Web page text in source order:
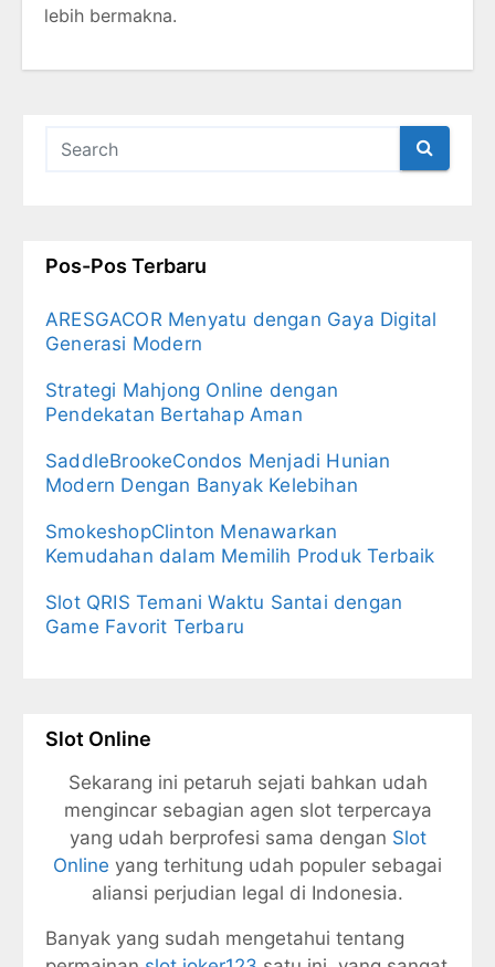
lebih bermakna.
Pos-Pos Terbaru
ARESGACOR Menyatu dengan Gaya Digital
Generasi Modern
Strategi Mahjong Online dengan
Pendekatan Bertahap Aman
SaddleBrookeCondos Menjadi Hunian
Modern Dengan Banyak Kelebihan
SmokeshopClinton Menawarkan
Kemudahan dalam Memilih Produk Terbaik
Slot QRIS Temani Waktu Santai dengan
Game Favorit Terbaru
Slot Online
Sekarang ini petaruh sejati bahkan udah
mengincar sebagian agen slot terpercaya
yang udah berprofesi sama dengan Slot
Online yang terhitung udah populer sebagai
aliansi perjudian legal di Indonesia.
Banyak yang sudah mengetahui tentang